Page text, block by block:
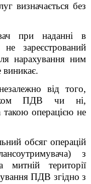
визначається без
при наданні в
зареєстрований
нарахування ним
від того,
ПДВ чи ні,
такою операцією не
обсяг операцій
з
митній території
ПДВ згідно з